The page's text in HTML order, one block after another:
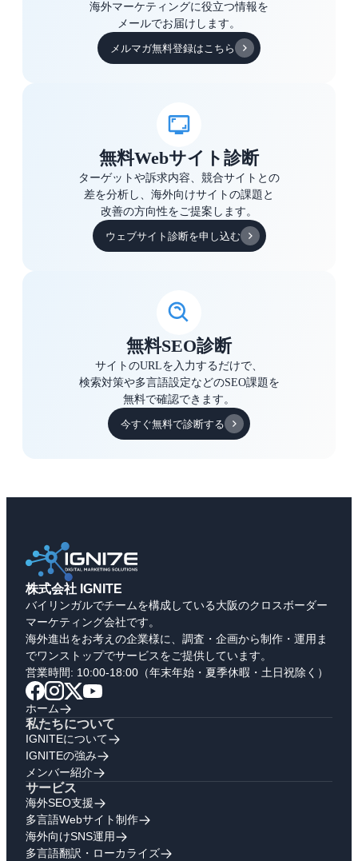
海外マーケティングに役立つ情報を
メールでお届けします。
メルマガ無料登録はこちら
無料Webサイト診断
ターゲットや訴求内容、競合サイトとの
差を分析し、海外向けサイトの課題と
改善の方向性をご提案します。
ウェブサイト診断を申し込む
無料SEO診断
サイトのURLを入力するだけで、
検索対策や多言語設定などのSEO課題を
無料で確認できます。
今すぐ無料で診断する
株式会社 IGNITE
バイリンガルでチームを構成している大阪のクロスボーダー
マーケティング会社です。
海外進出をお考えの企業様に、調査・企画から制作・運用ま
でワンストップでサービスをご提供しています。
営業時間: 10:00-18:00（年末年始・夏季休暇・土日祝除く）
ホーム
私たちについて
IGNITEについて
IGNITEの強み
メンバー紹介
サービス
海外SEO支援
多言語Webサイト制作
海外向けSNS運用
多言語翻訳・ローカライズ